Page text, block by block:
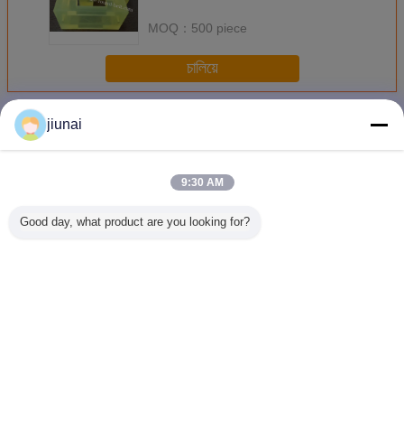
MOQ： 500 piece
চালিয়ে
มากกว่าอะไหล่โพลียูรีเทน
Polyurethane
Black 90a
jiunai
9:30 AM
Good day, what product are you looking for?